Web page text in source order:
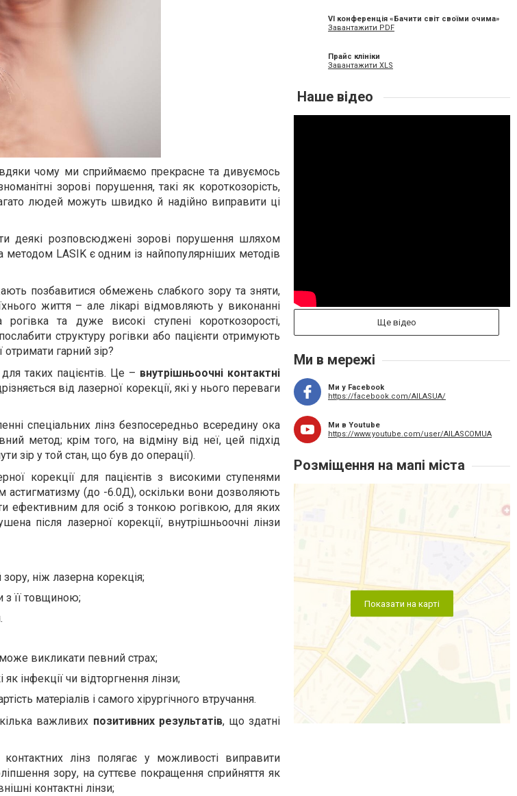
чому ми сприймаємо прекрасне та дивуємось
зорові порушення, такі як короткозорість,
людей можуть швидко й надійно виправити ці
деякі розповсюджені зорові порушення шляхом
методом LASIK є одним із найпопулярніших методів
позбавитися обмежень слабкого зору та зняти,
життя – але лікарі відмовляють у виконанні
та дуже високі ступені короткозорості,
структуру рогівки або пацієнти отримують
гарний зір?
таких пацієнтів. Це – внутрішньоочні контактні
від лазерної корекції, які у нього переваги
спеціальних лінз безпосередньо всередину ока
метод; крім того, на відміну від неї, цей підхід
зір у той стан, що був до операції).
корекції для пацієнтів з високими ступенями
астигматизму (до -6.0Д), оскільки вони дозволяють
ефективним для осіб з тонкою рогівкою, для яких
після лазерної корекції, внутрішньоочні лінзи
ніж лазерна корекція;
з її товщиною;
може викликати певний страх;
інфекції чи відторгнення лінзи;
матеріалів і самого хірургічного втручання.
важливих позитивних результатів, що здатні
лінз полягає у можливості виправити
зору, на суттєве покращення сприйняття як
контактні лінзи;
VI конференція «Бачити світ своїми очима»
Завантажити PDF
Прайс клініки
Завантажити XLS
Наше відео
Ще відео
Ми в мережі
Ми у Facebook
https://facebook.com/AILASUA/
Ми в Youtube
https://www.youtube.com/user/AILASCOMUA
Розміщення на мапі міста
Показати на карті